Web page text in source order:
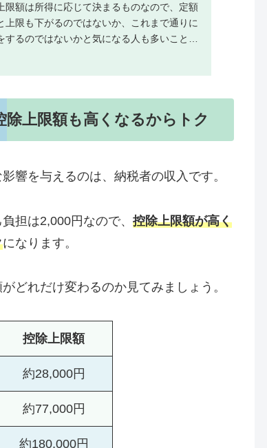
限額は所得に応じて決まるものなので、定額
上限も下がるのではないか、これまで通りに
するのではないかと気になる人も多いことで
では、定額減税によるふるさと納税への影響
上限額も高くなるからトク
響を与えるのは、納税者の収入です。
担は2,000円なので、 控除上限額が高く
になります。
どれだけ変わるのか見てみましょう。
控除上限額
約28,000円
約77,000円
約180,000円